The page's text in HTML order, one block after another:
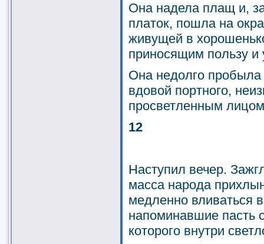
Она надела плащ и,
платок, пошла на
живущей в
приносящим пользу и
Она недолго пробыла
вдовой портного,
просветленным
12
Наступил вечер.
масса народа
медленно вливаться
напоминавшие пасть
которого внутри